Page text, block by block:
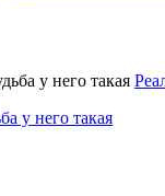
у него такая